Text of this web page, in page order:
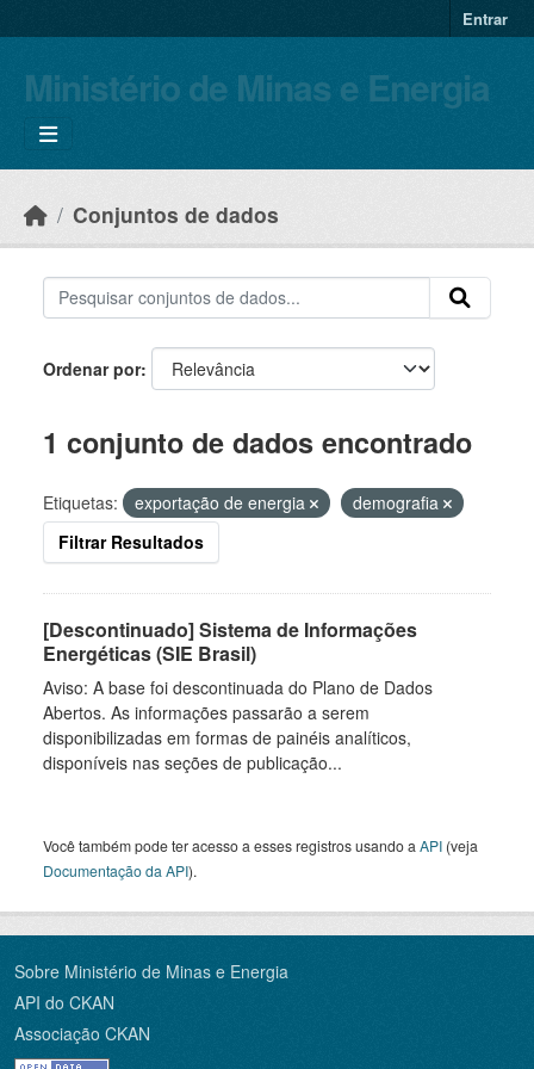
Entrar
Ministério de Minas e Energia
Conjuntos de dados
Ordenar por
1 conjunto de dados encontrado
Etiquetas: exportação de energia
demografia
Filtrar Resultados
[Descontinuado] Sistema de Informações
Energéticas (SIE Brasil)
Aviso: A base foi descontinuada do Plano de Dados
Abertos. As informações passarão a serem
disponibilizadas em formas de painéis analíticos,
disponíveis nas seções de publicação...
Você também pode ter acesso a esses registros usando a API (veja
Documentação da API).
Sobre Ministério de Minas e Energia
API do CKAN
Associação CKAN